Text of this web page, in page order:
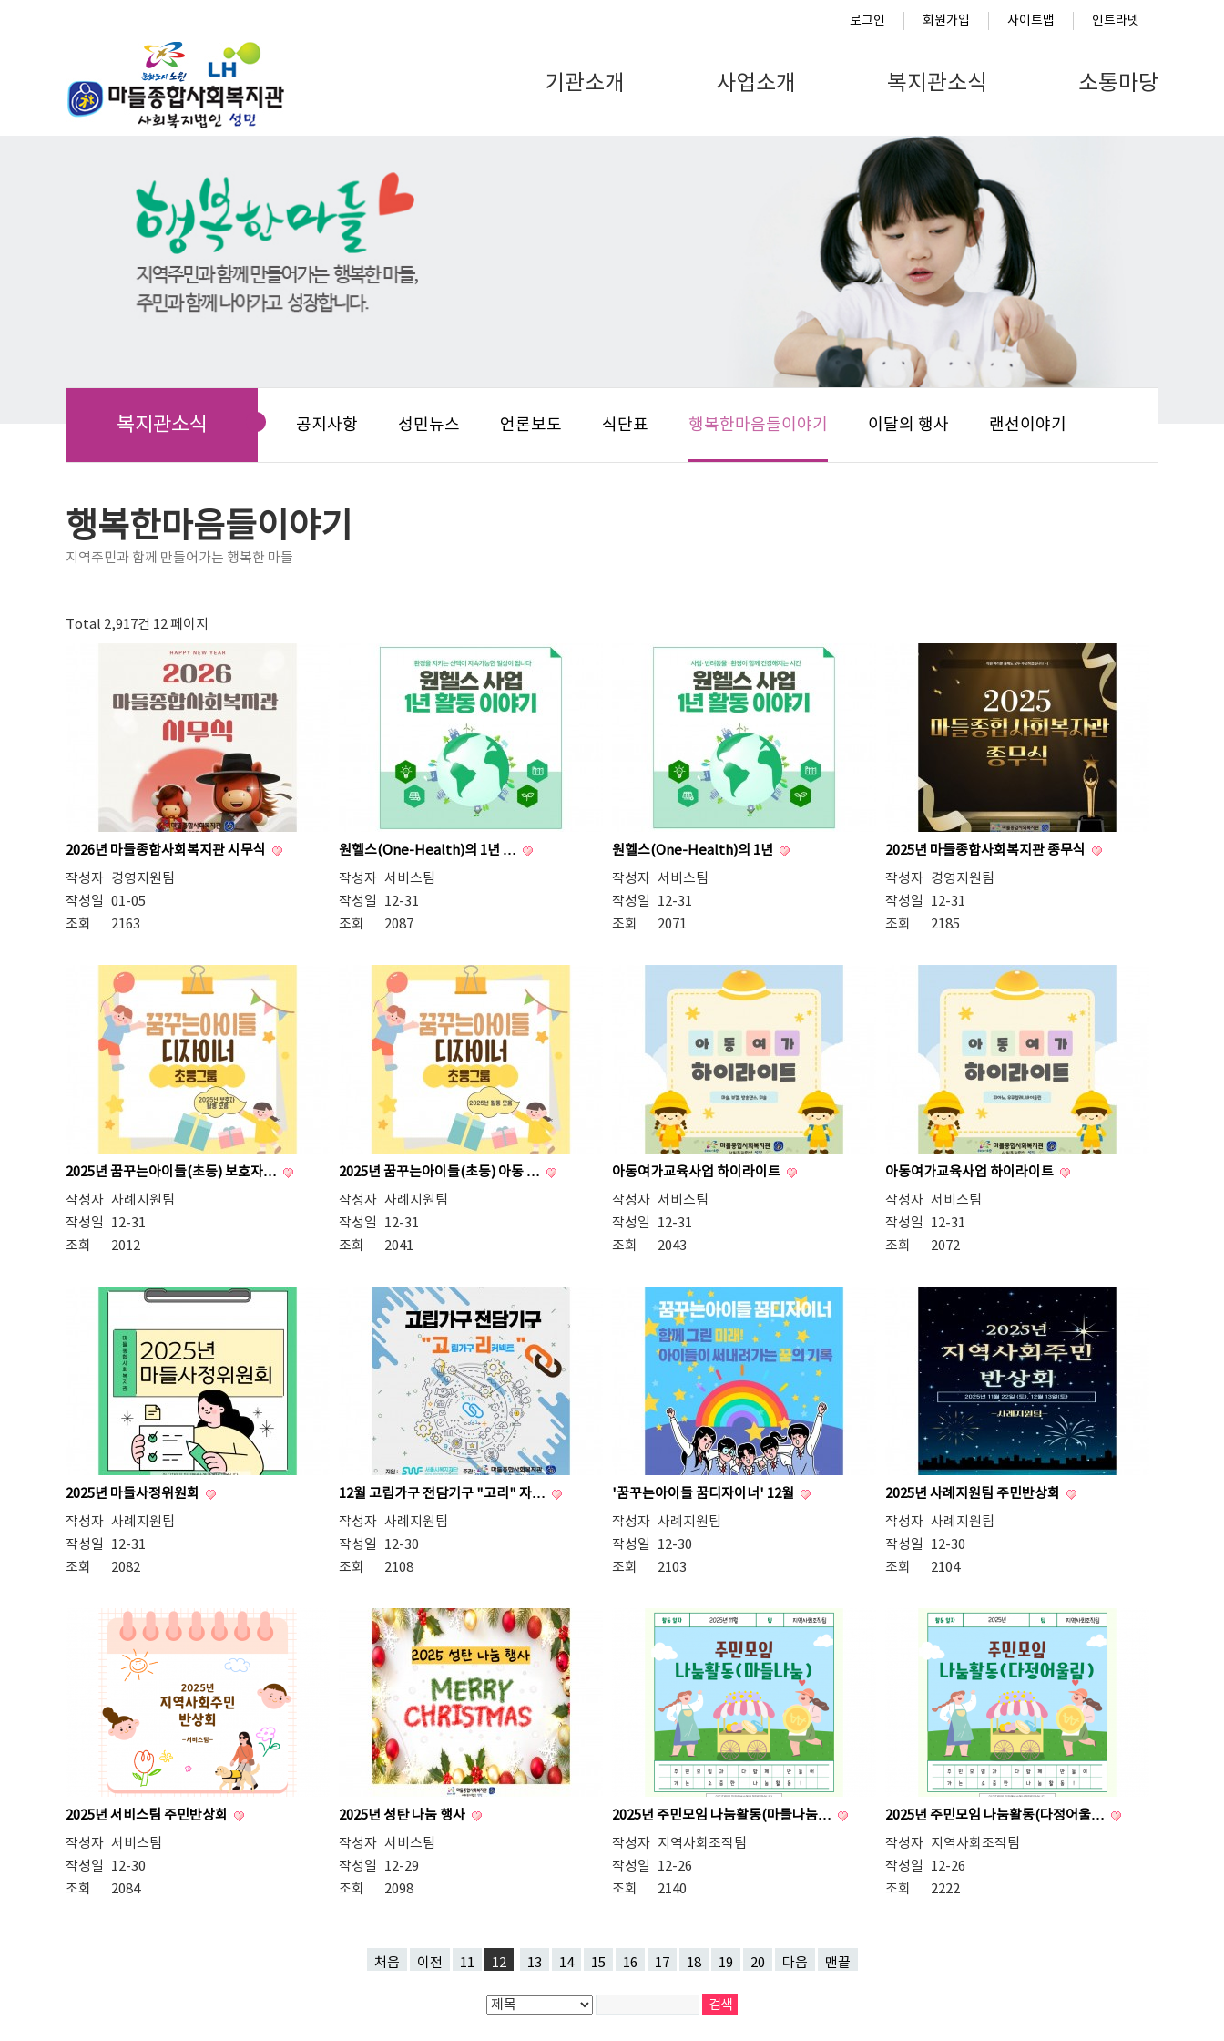
로그인 회원가입 사이트맵 인트라넷
기관소개 사업소개 복지관소식 소통마당
복지관소식 공지사항 성민뉴스 언론보도 식단표 행복한마음들이야기 이달의 행사 랜선이야기
행복한마음들이야기
지역주민과 함께 만들어가는 행복한 마들
Total 2,917건 12 페이지
2026년 마들종합사회복지관 시무식
작성자 경영지원팀
작성일 01-05
조회
2163
원헬스(One-Health)의 1년 …
작성자 서비스팀
작성일
12-31
조회
2087
원헬스(One-Health)의 1년
작성자 서비스팀
작성일
12-31
조회
2071
2025년 마들종합사회복지관 종무식
작성자 경영지원팀
작성일
12-31
조회
2185
2025년 꿈꾸는아이들(초등) 보호자…
작성자 사례지원팀
작성일
12-31
조회
2012
2025년 꿈꾸는아이들(초등) 아동 …
작성자 사례지원팀
작성일
12-31
조회
2041
아동여가교육사업 하이라이트
작성자 서비스팀
작성일
12-31
조회
2043
아동여가교육사업 하이라이트
작성자 서비스팀
작성일
12-31
조회
2072
2025년 마들사정위원회
작성자 사례지원팀
작성일
12-31
조회
2082
12월 고립가구 전담기구 "고리" 자…
작성자 사례지원팀
작성일
12-30
조회
2108
'꿈꾸는아이들 꿈디자이너' 12월
작성자 사례지원팀
작성일
12-30
조회
2103
2025년 사례지원팀 주민반상회
작성자 사례지원팀
작성일
12-30
조회
2104
2025년 서비스팀 주민반상회
작성자 서비스팀
작성일
12-30
조회
2084
2025년 성탄 나눔 행사
작성자 서비스팀
작성일
12-29
조회
2098
2025년 주민모임 나눔활동(마들나눔…
작성자 지역사회조직팀
작성일
12-26
조회
2140
2025년 주민모임 나눔활동(다정어울…
작성자 지역사회조직팀
작성일
12-26
조회
2222
처음 이전 11 12 13 14 15 16 17 18 19 20 다음 맨끝